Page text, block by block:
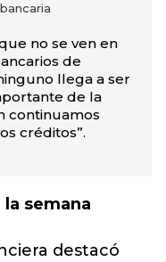
no se ven en
de
llega a ser
de la
continuamos
créditos”.
semana
destacó